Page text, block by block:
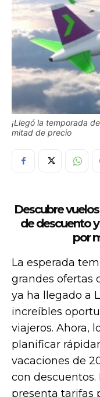
¡Llegó la temporada
mitad de precio
Descubre
de descuento
por
La esperada
grandes ofertas
ya ha llegado a
increíbles
viajeros. Ahora,
planificar
vacaciones de
con descuentos.
presenta tarifas